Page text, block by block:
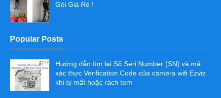
Gói Giá Rẻ !
Popular Posts
Hướng dẫn tìm lại Số Seri Number (SN) và mã
xác thực Verification Code của camera wifi Ezviz
khi bị mất hoặc rách tem